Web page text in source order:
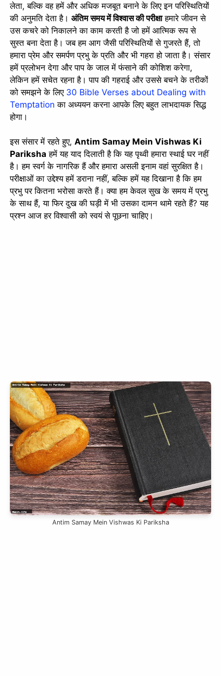
लेता, बल्कि वह हमें और अधिक मजबूत बनाने के लिए इन परिस्थितियों
की अनुमति देता है। अंतिम समय में विश्वास की परीक्षाहमारे जीवन से
उस कचरे को निकालने का काम करती है जो हमें आत्मिक रूप से
सुस्त बना देता है। जब हम आग जैसी परिस्थितियों से गुजरते हैं, तो
हमारा प्रेम और समर्पण प्रभु के प्रति और भी गहरा हो जाता है। संसार
हमें प्रलोभन देगा और पाप के जाल में फंसाने की कोशिश करेगा,
लेकिन हमें सचेत रहना है। पाप की गहराई और उससे बचने के तरीकों
को समझने के लिए 30 Bible Verses about Dealing with
Temptation का अध्ययन करना आपके लिए बहुत लाभदायक सिद्ध
होगा।
इस संसार में रहते हुए, Antim Samay Mein Vishwas Ki
Pariksha हमें यह याद दिलाती है कि यह पृथ्वी हमारा स्थाई घर नहीं
है। हम स्वर्ग के नागरिक हैं और हमारा असली इनाम वहां सुरक्षित है।
परीक्षाओं का उद्देश्य हमें डराना नहीं, बल्कि हमें यह दिखाना है कि हम
प्रभु पर कितना भरोसा करते हैं। क्या हम केवल सुख के समय में प्रभु
के साथ हैं, या फिर दुख की घड़ी में भी उसका दामन थामे रहते हैं? यह
प्रश्न आज हर विश्वासी को स्वयं से पूछना चाहिए।
Antim Samay Mein Vishwas Ki Pariksha